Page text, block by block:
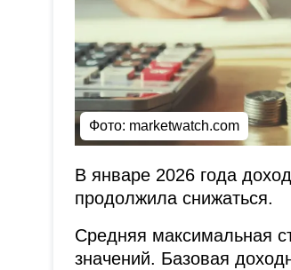
Фото: marketwatch.com
В январе 2026 года
продолжила снижаться.
Средняя максимальная
значений. Базовая